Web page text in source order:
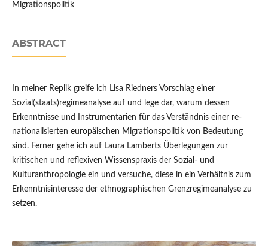
Migrationspolitik
ABSTRACT
In meiner Replik greife ich Lisa Riedners Vorschlag einer
Sozial(staats)regimeanalyse auf und lege dar, warum dessen
Erkenntnisse und Instrumentarien für das Verständnis einer re-
nationalisierten europäischen Migrationspolitik von Bedeutung
sind. Ferner gehe ich auf Laura Lamberts Überlegungen zur
kritischen und reflexiven Wissenspraxis der Sozial- und
Kulturanthropologie ein und versuche, diese in ein Verhältnis zum
Erkenntnisinteresse der ethnographischen Grenzregimeanalyse zu
setzen.